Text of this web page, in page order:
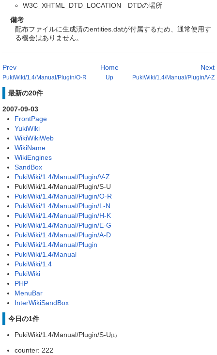
W3C_XHTML_DTD_LOCATION DTDの場所
備考
配布ファイルに生成済のentities.datが付属するため、通常使用す
る機会はありません。
Prev
PukiWiki/1.4/Manual/Plugin/O-R
Next
PukiWiki/1.4/Manual/Plugin/V-Z
Home
Up
最新の20件
2007-09-03
FrontPage
YukiWiki
WikiWikiWeb
WikiName
WikiEngines
SandBox
PukiWiki/1.4/Manual/Plugin/V-Z
PukiWiki/1.4/Manual/Plugin/S-U
PukiWiki/1.4/Manual/Plugin/O-R
PukiWiki/1.4/Manual/Plugin/L-N
PukiWiki/1.4/Manual/Plugin/H-K
PukiWiki/1.4/Manual/Plugin/E-G
PukiWiki/1.4/Manual/Plugin/A-D
PukiWiki/1.4/Manual/Plugin
PukiWiki/1.4/Manual
PukiWiki/1.4
PukiWiki
PHP
MenuBar
InterWikiSandBox
今日の1件
PukiWiki/1.4/Manual/Plugin/S-U(1)
counter: 222